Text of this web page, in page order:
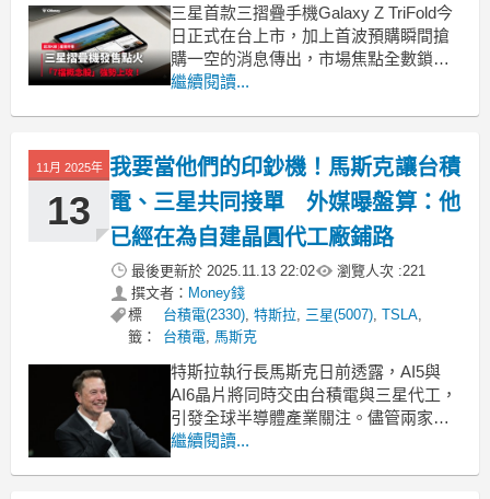
三星首款三摺疊手機Galaxy Z TriFold今
日正式在台上市，加上首波預購瞬間搶
購一空的消息傳出，市場焦點全數鎖定
在相關的概念股，成為今日盤面最強勢
對強勢的概念股！「下載起漲K線，接收
最新消息」：https://www.cm
繼續閱讀...
11月 2025年
13
我要當他們的印鈔機！馬斯克讓台積
電、三星共同接單 外媒曝盤算：他
已經在為自建晶圓代工廠鋪路
最後更新於 2025.11.13 22:02 瀏覽人次 :221
撰文者： Money錢
標
籤：
台積電(2330),特斯拉, 三星(5007),TSLA,
台積電, 馬斯克
特斯拉執行長馬斯克日前透露，AI5與
AI6晶片將同時交由台積電與三星代工，
引發全球半導體產業關注。儘管兩家晶
圓代工龍頭在客製化晶片製程上仍有差
繼續閱讀...